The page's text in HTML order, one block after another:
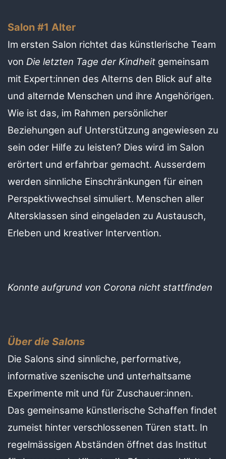
Salon #1 Alter
Im ersten Salon richtet das künstlerische Team
von Die letzten Tage der Kindheit gemeinsam
mit Expert:innen des Alterns den Blick auf alte
und alternde Menschen und ihre Angehörigen.
Wie ist das, im Rahmen persönlicher
Beziehungen auf Unterstützung angewiesen zu
sein oder Hilfe zu leisten? Dies wird im Salon
erörtert und erfahrbar gemacht. Ausserdem
werden sinnliche Einschränkungen für einen
Perspektivwechsel simuliert. Menschen aller
Altersklassen sind eingeladen zu Austausch,
Erleben und kreativer Intervention.
Konnte aufgrund von Corona nicht stattfinden
Über die Salons
Die Salons sind sinnliche, performative,
informative szenische und unterhaltsame
Experimente mit und für Zuschauer:innen.
Das gemeinsame künstlerische Schaffen findet
zumeist hinter verschlossenen Türen statt. In
regelmässigen Abständen öffnet das Institut